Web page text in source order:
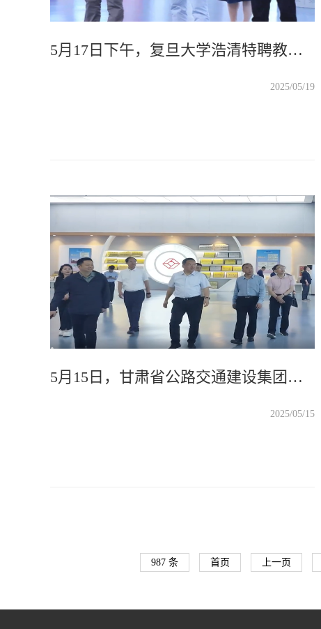
5月17日下午，复旦大学浩清特聘教授、上海科学智能研究院院长漆远一行莅临万里交科智能制造产业园考察调研河南省道路低碳建设养护中试基地、万里交科无损检测三维可视化人工智能平台、德通路面再生列车及路面再生产业互联网平台等创新成果，指导人工智能数据大模型创新方案和数据要素资产交易政策，许昌市人民政府副市长赵淑红等领导陪同调研。
2025/05/19
5月15日，甘肃省公路交通建设集团首席质量官张伟，甘肃路桥建设集团党委书记、董事长李文斌一行莅临万里交科智能制造产业园考察交流。
2025/05/15
987 条 首页 上一页